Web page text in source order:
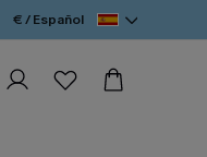
€ / Español